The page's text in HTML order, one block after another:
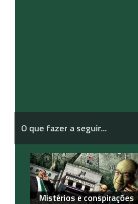
O que fazer a seguir...
Mistérios e conspirações